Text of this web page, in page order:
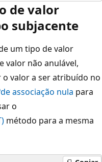
de valor
subjacente
um tipo de valor
valor não anulável,
o valor a ser atribuído no
de associação nula para
o
método para a mesma